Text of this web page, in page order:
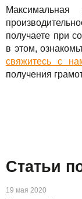
получаете при
в этом,
свяжитесь с
получения
Статьи
19 мая 2020